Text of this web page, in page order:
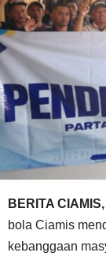
BERITA
bola Ciamis
kebanggaan